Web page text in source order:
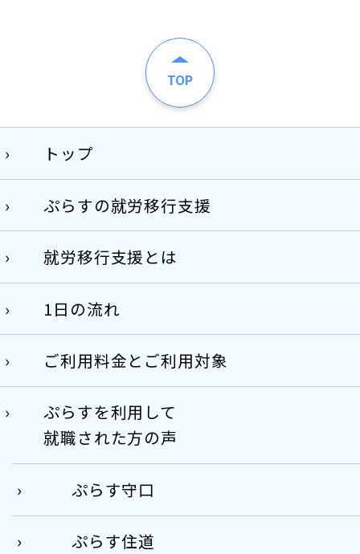
TOP
トップ
ぷらすの就労移行支援
就労移行支援とは
1日の流れ
ご利用料金とご利用対象
ぷらすを利用して
就職された方の声
ぷらす守口
ぷらす住道